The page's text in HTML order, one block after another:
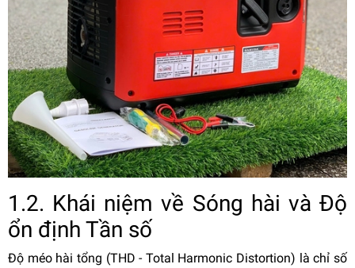
1.2. Khái niệm về Sóng hài và Độ
ổn định Tần số
Độ méo hài tổng (THD - Total Harmonic Distortion) là chỉ số